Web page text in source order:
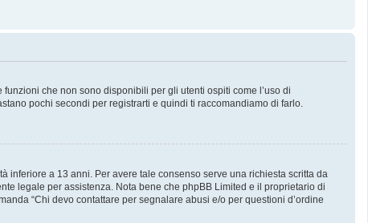
che non sono disponibili per gli utenti ospiti come l’uso di
pochi secondi per registrarti e quindi ti raccomandiamo di farlo.
inferiore a 13 anni. Per avere tale consenso serve una richiesta scritta da
legale per assistenza. Nota bene che phpBB Limited e il proprietario di
“Chi devo contattare per segnalare abusi e/o per questioni d’ordine